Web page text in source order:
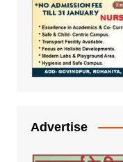
Advertise